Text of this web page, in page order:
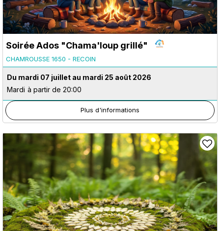
Soirée Ados "Chama'loup grillé"
CHAMROUSSE 1650 - RECOIN
Du mardi 07 juillet au mardi 25 août 2026
Mardi à partir de 20:00
Plus d'informations